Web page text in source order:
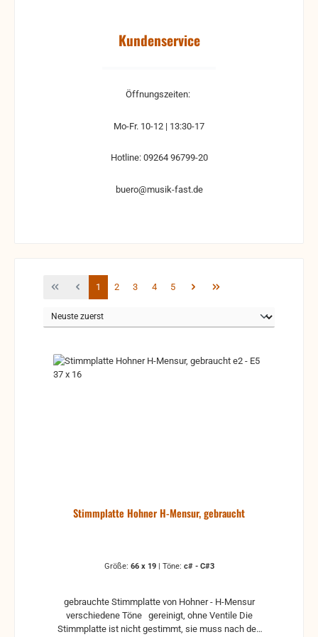
Kundenservice
Öffnungszeiten:
Mo-Fr. 10-12 | 13:30-17
Hotline: 09264 96799-20
buero@musik-fast.de
Seite
1 Seite
2 Seite
3 Seite
4 Seite
5
Stimmplatte Hohner H-Mensur, gebraucht
Größe: 66 x 19 | Töne: c# - C#3
gebrauchte Stimmplatte von Hohner - H-Mensur
verschiedene Töne gereinigt, ohne Ventile Die
Stimmplatte ist nicht gestimmt, sie muss nach den